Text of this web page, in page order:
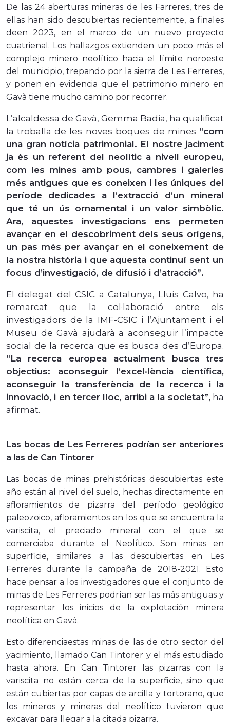
De las 24 aberturas mineras de les Farreres, tres de
ellas han sido descubiertas recientemente, a finales
deen 2023, en el marco de un nuevo proyecto
cuatrienal. Los hallazgos extienden un poco más el
complejo minero neolítico hacia el límite noroeste
del municipio, trepando por la sierra de Les Ferreres,
y ponen en evidencia que el patrimonio minero en
Gavà tiene mucho camino por recorrer.
L’alcaldessa de Gavà, Gemma Badia, ha qualificat
la troballa de les noves boques de mines “com
una gran notícia patrimonial. El nostre jaciment
ja és un referent del neolític a nivell europeu,
com les mines amb pous, cambres i galeries
més antigues que es coneixen i les úniques del
període dedicades a l’extracció d’un mineral
que té un ús ornamental i un valor simbòlic.
Ara, aquestes investigacions ens permeten
avançar en el descobriment dels seus orígens,
un pas més per avançar en el coneixement de
la nostra història i que aquesta continuï sent un
focus d’investigació, de difusió i d’atracció”.
El delegat del CSIC a Catalunya, Lluis Calvo, ha
remarcat que la col·laboració entre els
investigadors de la IMF-CSIC i l’Ajuntament i el
Museu de Gavà ajudarà a aconseguir l’impacte
social de la recerca que es busca des d’Europa.
“La recerca europea actualment busca tres
objectius: aconseguir l’excel·lència científica,
aconseguir la transferència de la recerca i la
innovació, i en tercer lloc, arribi a la societat”,ha
afirmat.
Las bocas de Les Ferreres podrían ser anteriores
a las de Can Tintorer
Las bocas de minas prehistóricas descubiertas este
año están al nivel del suelo, hechas directamente en
afloramientos de pizarra del período geológico
paleozoico, afloramientos en los que se encuentra la
variscita, el preciado mineral con el que se
comerciaba durante el Neolítico. Son minas en
superficie, similares a las descubiertas en Les
Ferreres durante la campaña de 2018-2021. Esto
hace pensar a los investigadores que el conjunto de
minas de Les Ferreres podrían ser las más antiguas y
representar los inicios de la explotación minera
neolítica en Gavà.
Esto diferenciaestas minas de las de otro sector del
yacimiento, llamado Can Tintorer y el más estudiado
hasta ahora. En Can Tintorer las pizarras con la
variscita no están cerca de la superficie, sino que
están cubiertas por capas de arcilla y tortorano, que
los mineros y mineras del neolítico tuvieron que
excavar para llegar a la citada pizarra.